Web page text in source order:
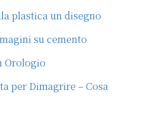
plastica un disegno
su cemento
Orologio
per Dimagrire – Cosa